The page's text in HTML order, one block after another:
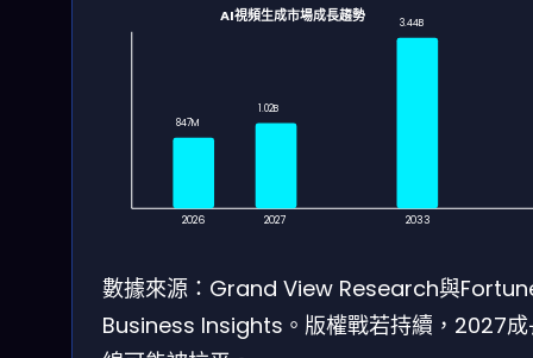
2026
847M
2027
1.02B
2033
3.44B
AI視頻生成市場成長趨勢
數據來源：Grand View Research與
Business Insights。版權戰若持續，2027成